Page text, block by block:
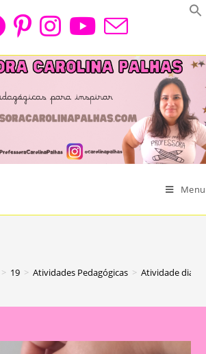
Menu
> 19 > Atividades Pedagógicas > Atividade dia